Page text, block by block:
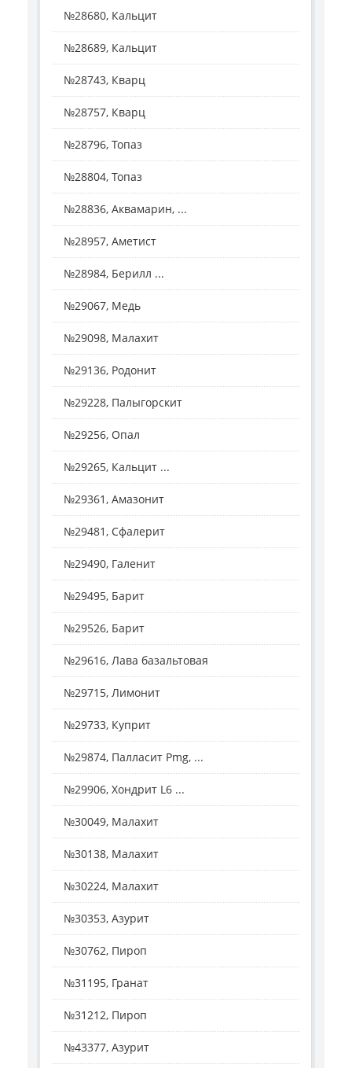
№28680, Кальцит
№28689, Кальцит
№28743, Кварц
№28757, Кварц
№28796, Топаз
№28804, Топаз
№28836, Аквамарин, ...
№28957, Аметист
№28984, Берилл ...
№29067, Медь
№29098, Малахит
№29136, Родонит
№29228, Палыгорскит
№29256, Опал
№29265, Кальцит ...
№29361, Амазонит
№29481, Сфалерит
№29490, Галенит
№29495, Барит
№29526, Барит
№29616, Лава базальтовая
№29715, Лимонит
№29733, Куприт
№29874, Палласит Pmg, ...
№29906, Хондрит L6 ...
№30049, Малахит
№30138, Малахит
№30224, Малахит
№30353, Азурит
№30762, Пироп
№31195, Гранат
№31212, Пироп
№43377, Азурит